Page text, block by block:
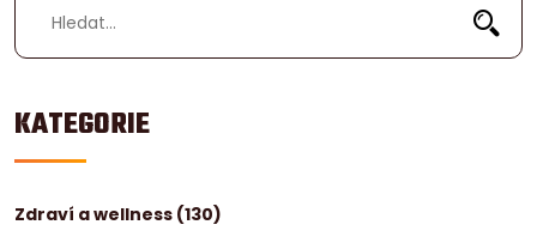
KATEGORIE
Zdraví a wellness (130)